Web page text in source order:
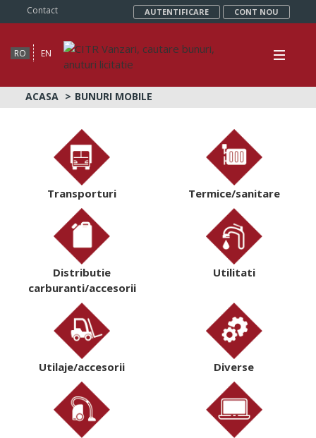
Contact AUTENTIFICARE CONT NOU
RO EN
ACASA BUNURI MOBILE
Transporturi Termice/sanitare
Distributie
carburanti/accesorii
Utilitati
Utilaje/accesorii Diverse